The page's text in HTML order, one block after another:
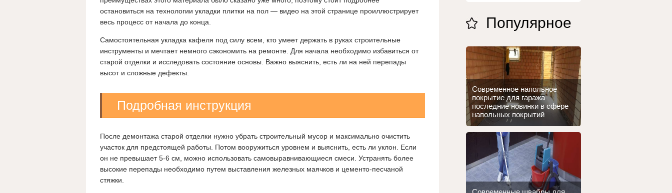
остановиться на технологии укладки плитки на пол — видео на этой странице проиллюстрирует
весь процесс от начала до конца.
Самостоятельная укладка кафеля под силу всем, кто умеет держать в руках строительные
инструменты и мечтает немного сэкономить на ремонте. Для начала необходимо избавиться от
старой отделки и исследовать состояние основы. Важно выяснить, есть ли на ней перепады
высот и сложные дефекты.
Подробная инструкция
После демонтажа старой отделки нужно убрать строительный мусор и максимально очистить
участок для предстоящей работы. Потом вооружиться уровнем и выяснить, есть ли уклон. Если
он не превышает 5-6 см, можно использовать самовыравнивающиеся смеси. Устранять более
высокие перепады необходимо путем выставления железных маячков и цементо-песчаной
стяжки.
Популярное
Современное напольное
покрытие для гаража —
последние новинки в сфере
напольных покрытий